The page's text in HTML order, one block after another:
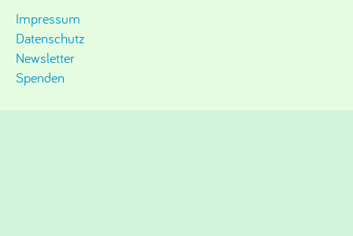
Impressum
Datenschutz
Newsletter
Spenden